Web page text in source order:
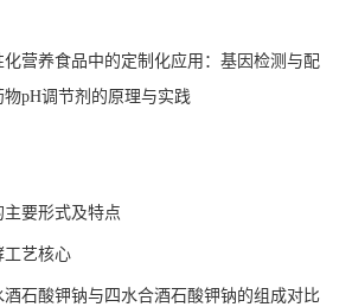
营养食品中的定制化应用：基因检测与配
pH调节剂的原理与实践
要形式及特点
工艺核心
石酸钾钠与四水合酒石酸钾钠的组成对比